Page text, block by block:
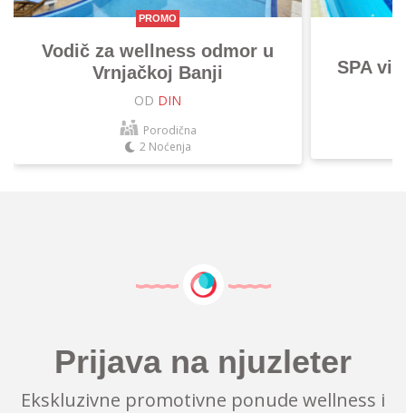
PROMO
Vodič za wellness odmor u
Vrnjačkoj Banji
OD DIN
Porodična
2 Noćenja
SPA
Prijava na njuzleter
Ekskluzivne promotivne ponude wellness i